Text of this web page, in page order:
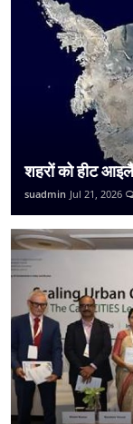
शहरों को हीट
suadmin Jul 21, 2026